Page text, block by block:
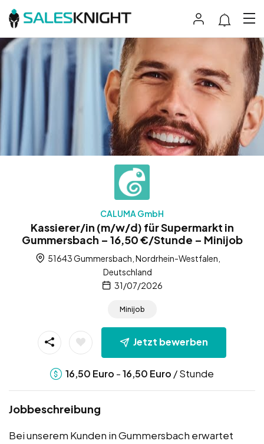
CALUMA GmbH
Kassierer/in (m/w/d) für Supermarkt in
Gummersbach – 16,50 €/Stunde – Minijob
51643 Gummersbach, Nordrhein-Westfalen,
Deutschland
31/07/2026
Minijob
Jetzt bewerben
16,50 Euro -16,50 Euro / Stunde
Jobbeschreibung
Bei unserem Kunden in Gummersbach erwartet